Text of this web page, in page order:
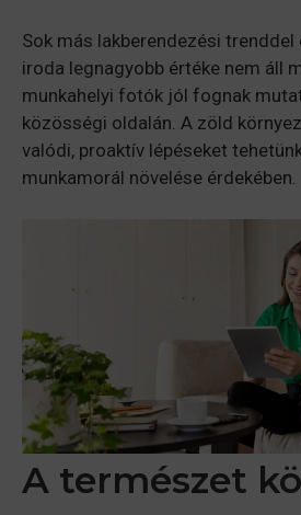
Sok más lakberendezési
iroda legnagyobb értéke nem áll
munkahelyi fotók jól fognak
közösségi oldalán. A zöld
valódi, proaktív lépéseket
munkamorál növelése érdekében.
A természet